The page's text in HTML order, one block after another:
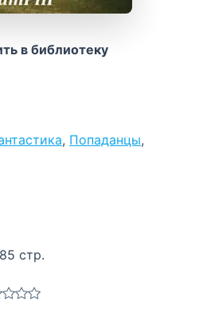
в библиотеку
, Попаданцы,
стр.